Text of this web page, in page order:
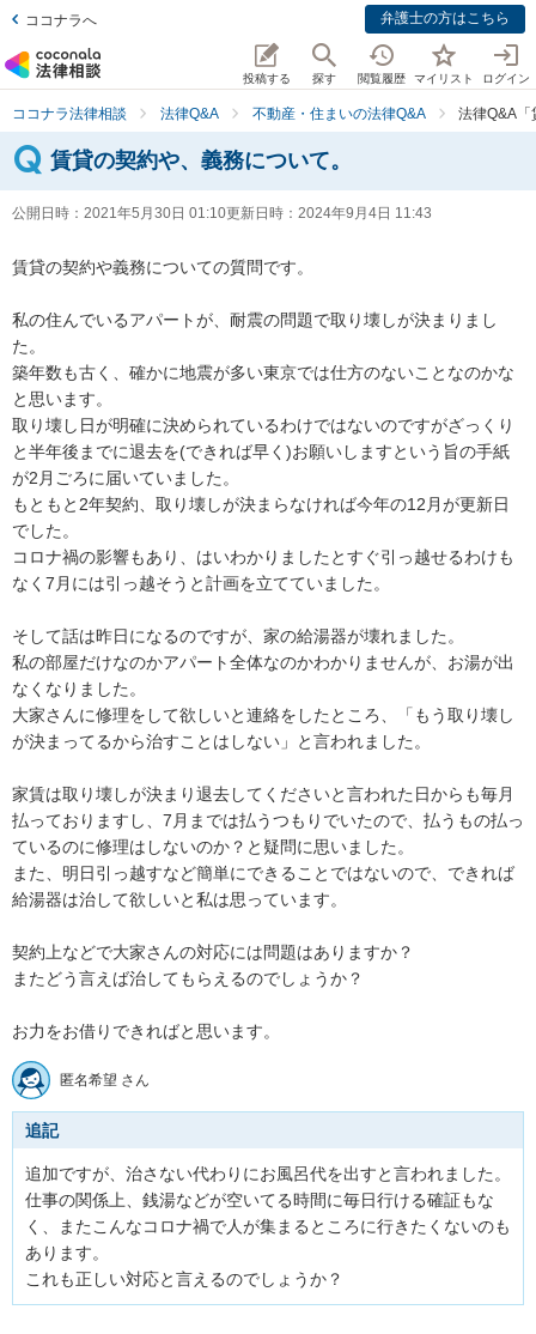
ココナラへ 弁護士の方はこちら
投稿する 探す 閲覧履歴 マイリスト ログイン
ココナラ法律相談 法律Q&A 不動産・住まいの法律Q&A 法律Q&A「
賃貸の契約や、義務について。
公開日時： 2021年5月30日 01:10更新日時： 2024年9月4日 11:43
賃貸の契約や義務についての質問です。
私の住んでいるアパートが、耐震の問題で取り壊しが決まりまし
た。
築年数も古く、確かに地震が多い東京では仕方のないことなのかな
と思います。
取り壊し日が明確に決められているわけではないのですがざっくり
と半年後までに退去を(できれば早く)お願いしますという旨の手紙
が2月ごろに届いていました。
もともと2年契約、取り壊しが決まらなければ今年の12月が更新日
でした。
コロナ禍の影響もあり、はいわかりましたとすぐ引っ越せるわけも
なく7月には引っ越そうと計画を立てていました。
そして話は昨日になるのですが、家の給湯器が壊れました。
私の部屋だけなのかアパート全体なのかわかりませんが、お湯が出
なくなりました。
大家さんに修理をして欲しいと連絡をしたところ、「もう取り壊し
が決まってるから治すことはしない」と言われました。
家賃は取り壊しが決まり退去してくださいと言われた日からも毎月
払っておりますし、7月までは払うつもりでいたので、払うもの払っ
ているのに修理はしないのか？と疑問に思いました。
また、明日引っ越すなど簡単にできることではないので、できれば
給湯器は治して欲しいと私は思っています。
契約上などで大家さんの対応には問題はありますか？
またどう言えば治してもらえるのでしょうか？
お力をお借りできればと思います。
匿名希望 さん
追記
追加ですが、治さない代わりにお風呂代を出すと言われました。
仕事の関係上、銭湯などが空いてる時間に毎日行ける確証もな
く、またこんなコロナ禍で人が集まるところに行きたくないのも
あります。
これも正しい対応と言えるのでしょうか？